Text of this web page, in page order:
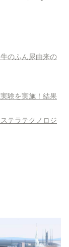
のふん尿由来の
験を実施！結果
テラテクノロジ